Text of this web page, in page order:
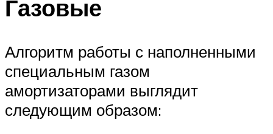
Газовые
Алгоритм работы с наполненными
специальным газом
амортизаторами выглядит
следующим образом: